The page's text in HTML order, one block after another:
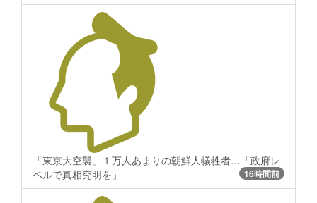
「東京大空襲」１万人あまりの朝鮮人犠牲者…「政府レ
ベルで真相究明を」
16時間前